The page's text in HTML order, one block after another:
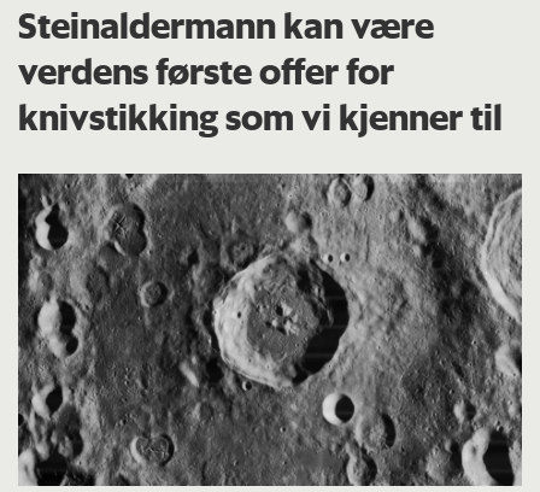
Steinaldermann kan være
verdens første offer for
knivstikking som vi kjenner til